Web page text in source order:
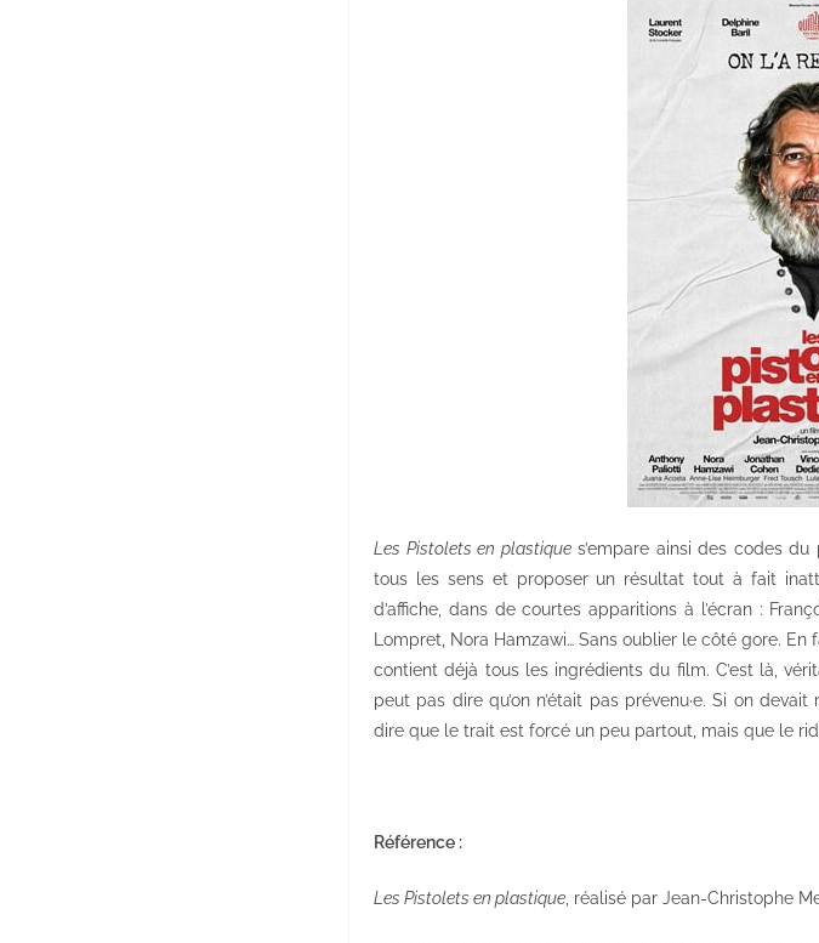
Les Pistolets en plastiques’empare ainsi des codes
tous les sens et proposer un résultat tout à fait
d’affiche, dans de courtes apparitions à l’écran :
Lompret, Nora Hamzawi… Sans oublier le côté gore.
contient déjà tous les ingrédients du film. C’est là,
peut pas dire qu’on n’était pas prévenu·e. Si on
dire que le trait est forcé un peu partout, mais que le
Référence :
Les Pistolets en plastique, réalisé par Jean-Christophe